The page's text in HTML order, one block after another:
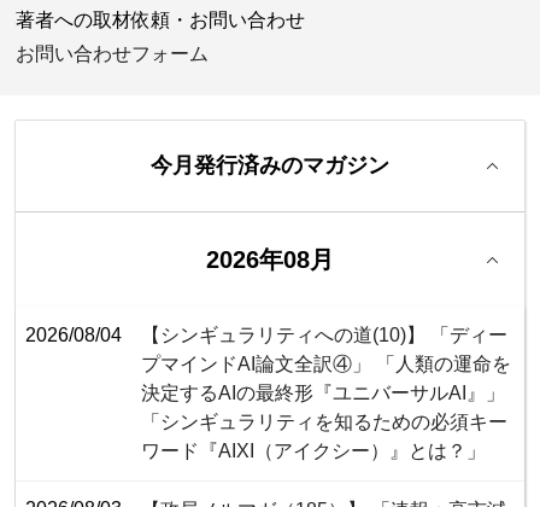
著者への取材依頼・お問い合わせ
お問い合わせフォーム
今月発行済みのマガジン
2026年08月
2026/08/04
【シンギュラリティへの道(10)】 「ディー
プマインドAI論文全訳④」 「人類の運命を
決定するAIの最終形『ユニバーサルAI』」
「シンギュラリティを知るための必須キー
ワード『AIXI（アイクシー）』とは？」